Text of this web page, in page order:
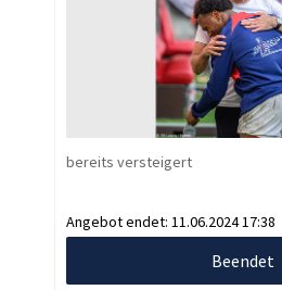
bereits versteigert
Angebot endet: 11.06.2024 17:38
Beendet